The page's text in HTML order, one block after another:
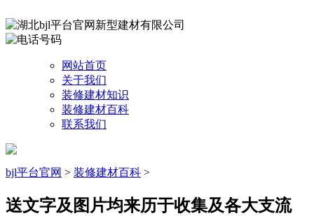
网站首页
关于我们
装修建材知识
装修建材百科
联系我们
bjl平台官网 > 装修建材百科 >
送文字及图片均来历于收集及各大支流